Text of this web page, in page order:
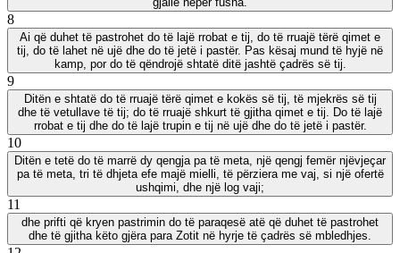
8
Ai që duhet të pastrohet do të lajë rrobat e tij, do të rruajë tërë qimet e
tij, do të lahet në ujë dhe do të jetë i pastër. Pas kësaj mund të hyjë në
kamp, por do të qëndrojë shtatë ditë jashtë çadrës së tij.
9
Ditën e shtatë do të rruajë tërë qimet e kokës së tij, të mjekrës së tij
dhe të vetullave të tij; do të rruajë shkurt të gjitha qimet e tij. Do të lajë
rrobat e tij dhe do të lajë trupin e tij në ujë dhe do të jetë i pastër.
10
Ditën e tetë do të marrë dy qengja pa të meta, një qengj femër njëvjeçar
pa të meta, tri të dhjeta efe majë mielli, të përziera me vaj, si një ofertë
ushqimi, dhe një log vaji;
11
dhe prifti që kryen pastrimin do të paraqesë atë që duhet të pastrohet
dhe të gjitha këto gjëra para Zotit në hyrje të çadrës së mbledhjes.